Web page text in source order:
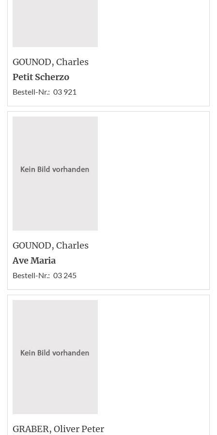
GOUNOD, Charles
Petit Scherzo
Bestell-Nr.: 03 921
GOUNOD, Charles
Ave Maria
Bestell-Nr.: 03 245
GRABER, Oliver Peter